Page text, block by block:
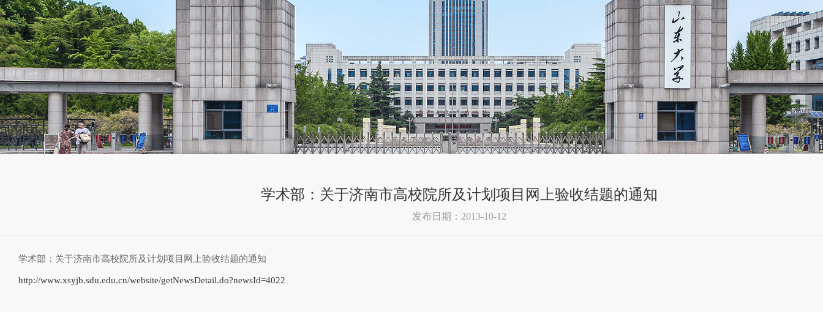
学术部：关于济南市高校院所及计划项目网上验收结题的通知
发布日期：2013-10-12
学术部：关于济南市高校院所及计划项目网上验收结题的通知
http://www.xsyjb.sdu.edu.cn/website/getNewsDetail.do?newsId=4022